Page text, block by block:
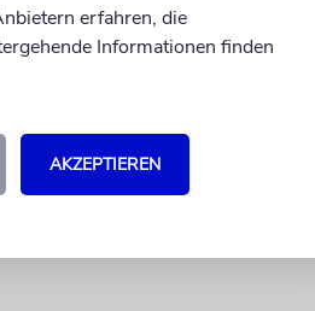
der Jagd, im Krieg
erklang der
erfahren, die
Informationen finden
AKZEPTIEREN